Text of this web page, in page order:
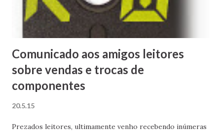
Comunicado aos amigos leitores
sobre vendas e trocas de
componentes
20.5.15
Prezados leitores, ultimamente venho recebendo inúmeras